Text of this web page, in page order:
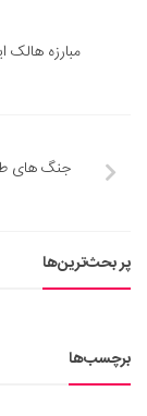
مبارزه هالک
پر بحث‌ترین‌ها
برچسب‌ها